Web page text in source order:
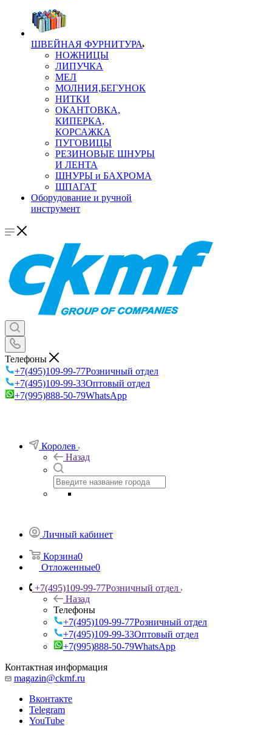
ШВЕЙНАЯ ФУРНИТУРА
НОЖНИЦЫ
ЛИПУЧКА
МЕЛ
МОЛНИЯ,БЕГУНОК
НИТКИ
ОКАНТОВКА,
КИПЕРКА,
КОРСАЖКА
ПУГОВИЦЫ
РЕЗИНОВЫЕ ШНУРЫ
И ЛЕНТА
ШНУРЫ и БАХРОМА
ШПАГАТ
Оборудование и ручной
инструмент
Телефоны
+7(495)109-99-77Розничный отдел
+7(495)109-99-33Оптовый отдел
+7(995)888-50-79WhatsApp
Королев
Назад
Личный кабинет
Корзина0
Отложенные0
+7(495)109-99-77Розничный отдел
Назад
Телефоны
+7(495)109-99-77Розничный отдел
+7(495)109-99-33Оптовый отдел
+7(995)888-50-79WhatsApp
Контактная информация
magazin@ckmf.ru
Вконтакте
Telegram
YouTube